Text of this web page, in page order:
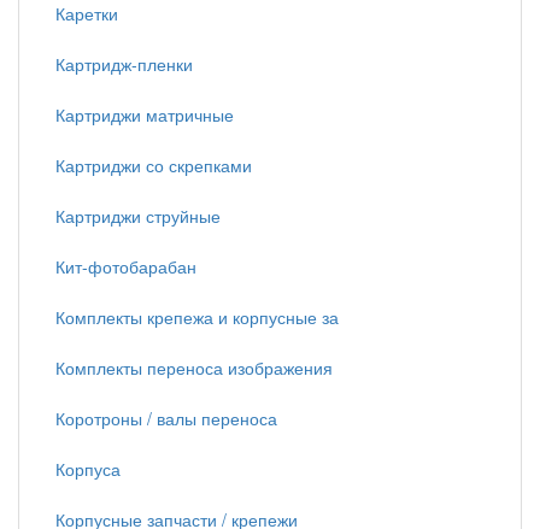
Каретки
Картридж-пленки
Картриджи матричные
Картриджи со скрепками
Картриджи струйные
Кит-фотобарабан
Комплекты крепежа и корпусные за
Комплекты переноса изображения
Коротроны / валы переноса
Корпуса
Корпусные запчасти / крепежи